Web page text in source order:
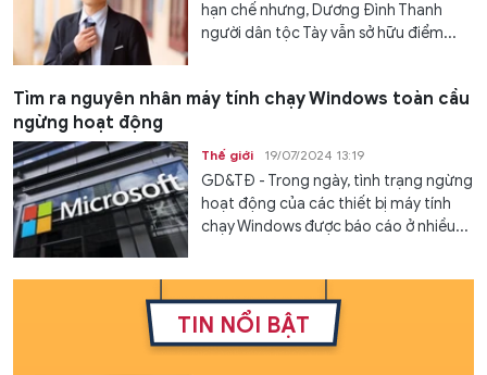
hạn chế nhưng, Dương Đình Thanh
người dân tộc Tày vẫn sở hữu điểm...
Tìm ra nguyên nhân máy tính chạy Windows toàn cầu
ngừng hoạt động
Thế giới 19/07/2024 13:19
GD&TĐ - Trong ngày, tình trạng ngừng
hoạt động của các thiết bị máy tính
chạy Windows được báo cáo ở nhiều...
TIN NỔI BẬT